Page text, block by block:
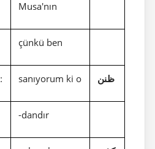
Musa'nın
çünkü ben
: sanıyorum ki o ظنن
-dandır